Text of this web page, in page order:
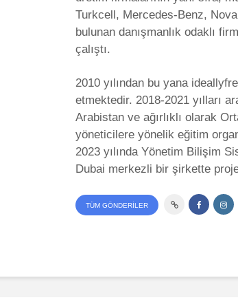
Turkcell, Mercedes-Benz,
bulunan danışmanlık odaklı
çalıştı.
2010 yılından bu yana
etmektedir. 2018-2021 yılları
Arabistan ve ağırlıklı olarak
yöneticilere yönelik eğitim
2023 yılında Yönetim Bilişim
Dubai merkezli bir şirkette
TÜM GÖNDERILER